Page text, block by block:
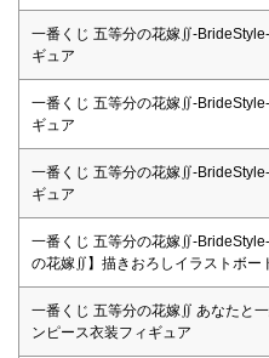
一番くじ 五等分の花嫁∬-
ギュア
一番くじ 五等分の花嫁∬-
ギュア
一番くじ 五等分の花嫁∬-
ギュア
一番くじ 五等分の花嫁∬-
の花嫁∬】描きおろしイラストボー
一番くじ 五等分の花嫁∬ あなたと
ンピース衣装フィギュア